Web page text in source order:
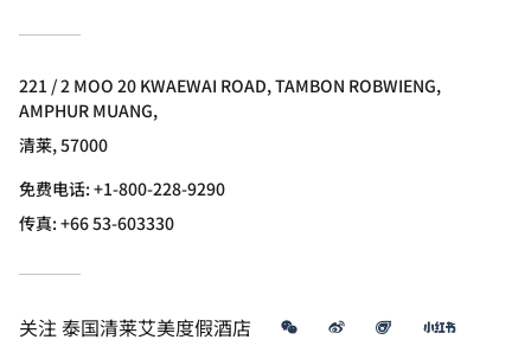
221 / 2 MOO 20 KWAEWAI ROAD, TAMBON ROBWIENG,
AMPHUR MUANG,
清莱, 57000
免费电话:+1-800-228-9290
传真:+66 53-603330
关注泰国清莱艾美度假酒店 微信 微博 飞猪 小红书